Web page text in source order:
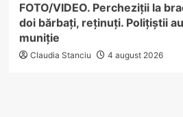
FOTO/VIDEO. Percheziții la
doi bărbați, reținuți. Polițiștii
muniție
Claudia Stanciu 4 august 2026